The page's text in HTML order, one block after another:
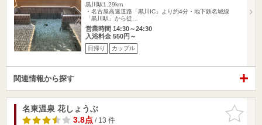
黒川駅1.29km
・名古屋高速道路「黒川IC」より約4分・地下鉄名城線
「黒川駅」から徒…
営業時間 14:30～24:30
入浴料金 550円～
日帰り カップル
関連情報から探す
お気に入
りに追加
名東温泉 花しょうぶ
3.8点/ 13 件